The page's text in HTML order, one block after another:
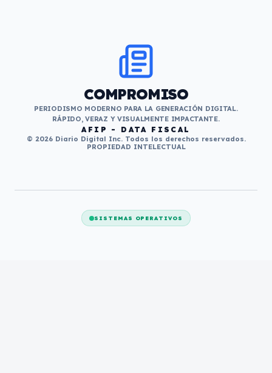
COMPROMISO
PERIODISMO MODERNO PARA LA GENERACIÓN DIGITAL.
RÁPIDO, VERAZ Y VISUALMENTE IMPACTANTE.
AFIP - DATA FISCAL
© 2026 Diario Digital Inc. Todos los derechos reservados.
PROPIEDAD INTELECTUAL
SISTEMAS OPERATIVOS